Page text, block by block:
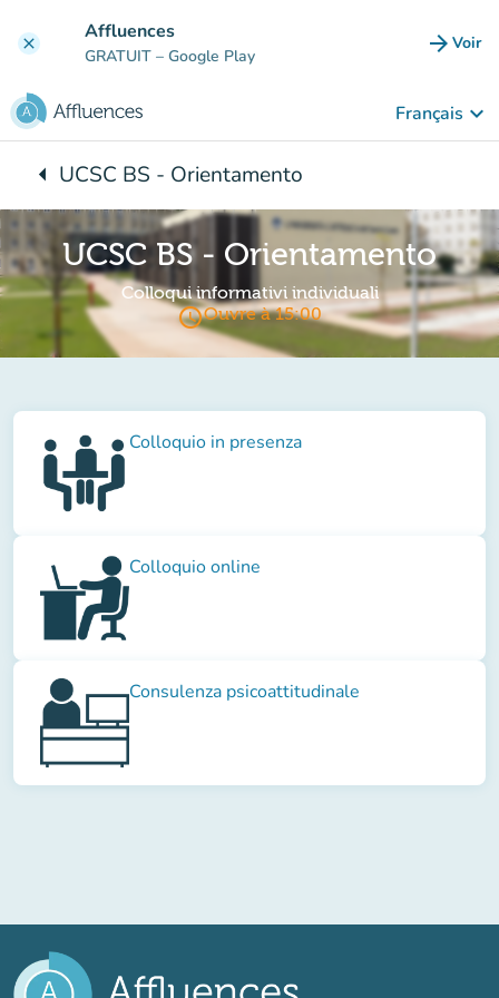
clear Affluences
GRATUIT – Google Play arrow_forward Voir
Français keyboard_arrow_down
arrow_leftRetour à :
UCSC BS - Orientamento
UCSC BS - Orientamento
Colloqui informativi individuali
access_timeOuvre à 15:00
Colloquio in presenza
Colloquio online
Consulenza psicoattitudinale